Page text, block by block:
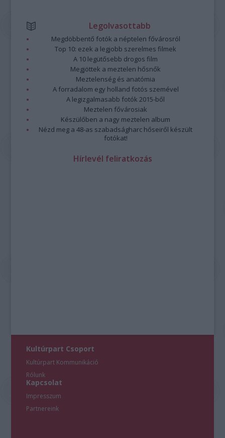
Legolvasottabb
Megdöbbentő fotók a néptelen fővárosról
Top 10: ezek a legjobb szerelmes filmek
A 10 legütősebb drogos film
Megjöttek a meztelen hősnők
Meztelenség és anatómia
A forradalom egy holland fotós szemével
A legizgalmasabb fotók 2015-ből
Meztelen fővárosiak
Készülőben a nagy meztelen album
Nézd meg a 48-as szabadságharc hőseiről készült
fotókat!
Hírlevél feliratkozás
Kultúrpart Csoport
Kultúrpart Kommunikáció
Rólunk
Kapcsolat
Impresszum
Partnereink